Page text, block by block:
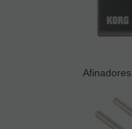
Afinadores